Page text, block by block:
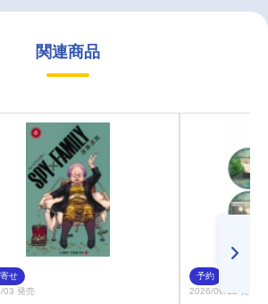
関連商品
せ
03 発売
予約
2026/09/12 発売